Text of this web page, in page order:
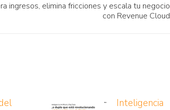
ingresos, elimina fricciones y escala tu negocio
con Revenue Cloud
Inteligencia